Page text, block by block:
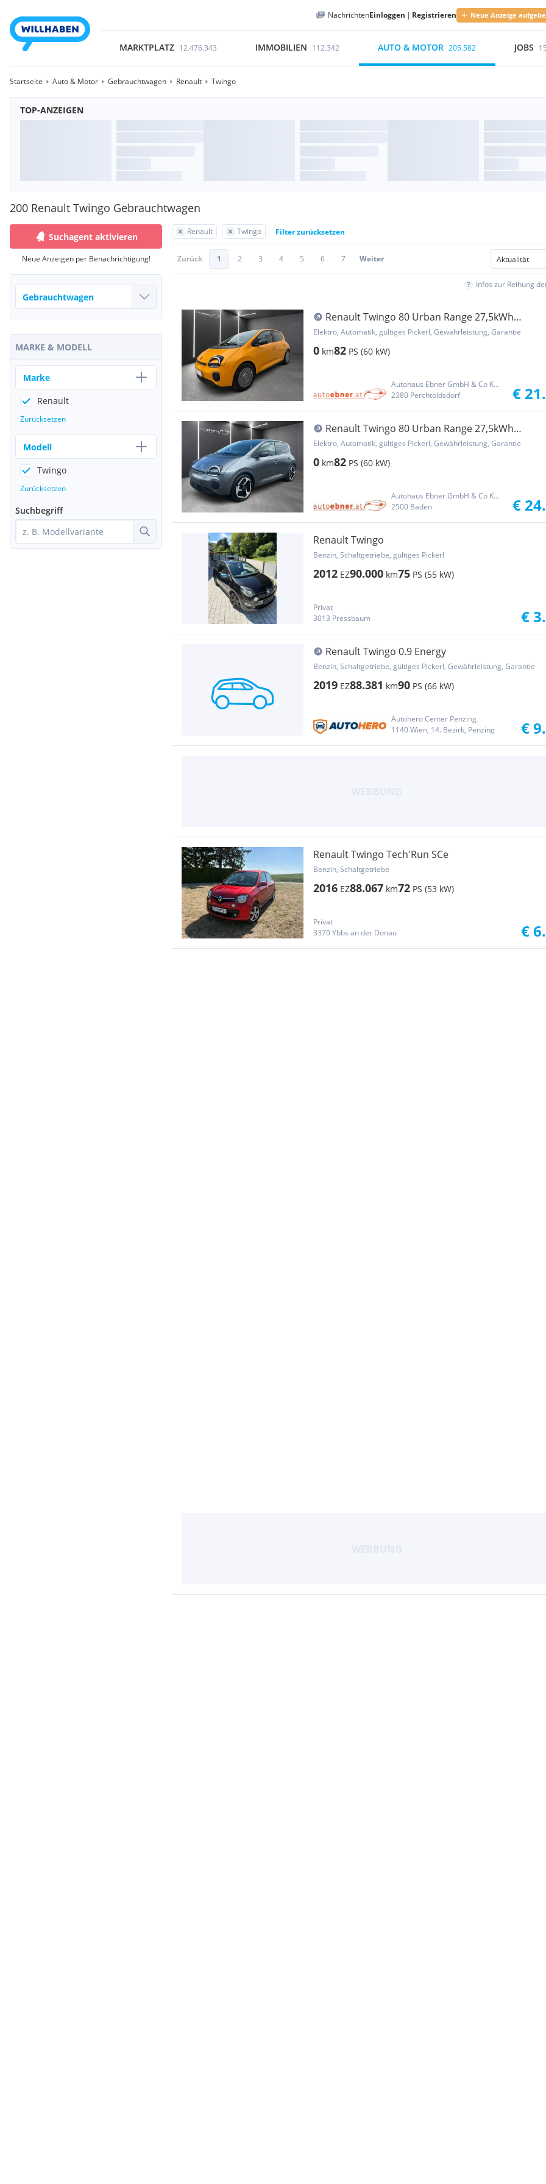
NachrichtenEinloggen | Registrieren Neue Anzeige
MARKTPLATZ 12.476.343 IMMOBILIEN 112.342 AUTO & MOTOR 205.582 JOBS
Startseite Auto & Motor Gebrauchtwagen Renault Twingo
TOP-ANZEIGEN
200 Renault Twingo Gebrauchtwagen
Renault Twingo Filter zurücksetzen
Zurück 1 2 3 4 5 6 7 Weiter
Infos zur Reihung
Renault Twingo 80 Urban Range 27,5kWh
Evolution
Elektro, Automatik, gültiges Pickerl, Gewährleistung, Garantie
0 km82 PS (60 kW)
Autohaus Ebner GmbH & Co KG Group
2380 Perchtoldsdorf
€
Renault Twingo 80 Urban Range 27,5kWh
Techno
Elektro, Automatik, gültiges Pickerl, Gewährleistung, Garantie
0 km82 PS (60 kW)
Autohaus Ebner GmbH & Co KG Group
2500 Baden
€
Renault Twingo
Benzin, Schaltgetriebe, gültiges Pickerl
2012 EZ90.000 km75 PS (55 kW)
Privat
3013 Pressbaum
€
Renault Twingo 0.9 Energy
Benzin, Schaltgetriebe, gültiges Pickerl, Gewährleistung, Garantie
2019 EZ88.381 km90 PS (66 kW)
Autohero Center Penzing
1140 Wien, 14. Bezirk, Penzing
€
Renault Twingo Tech'Run SCe
Benzin, Schaltgetriebe
2016 EZ88.067 km72 PS (53 kW)
Privat
3370 Ybbs an der Donau
€
Suchagent aktivieren
Neue Anzeigen per Benachrichtigung!
MARKE & MODELL
Marke
Renault
Zurücksetzen
Modell
Twingo
Zurücksetzen
Suchbegriff